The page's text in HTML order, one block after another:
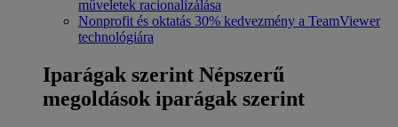
műveletek racionalizálása
Nonprofit és oktatás 30% kedvezmény a TeamViewer
technológiára
Iparágak szerint Népszerű
megoldások iparágak szerint